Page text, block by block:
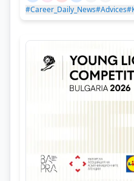
#Career_Daily_News#Advices